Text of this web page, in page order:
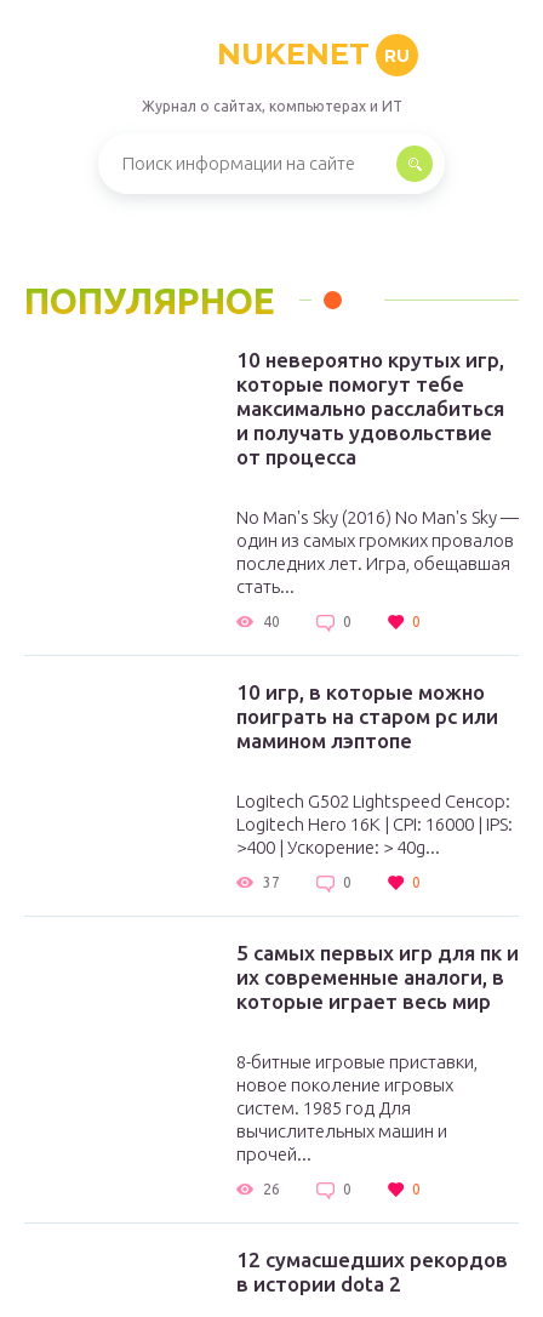
NUKENET RU
Журнал о сайтах, компьютерах и ИТ
ПОПУЛЯРНОЕ
10 невероятно крутых игр,
которые помогут тебе
максимально расслабиться
и получать удовольствие
от процесса
No Man's Sky (2016) No Man's Sky —
один из самых громких провалов
последних лет. Игра, обещавшая
стать...
40 0 0
10 игр, в которые можно
поиграть на старом pc или
мамином лэптопе
Logitech G502 Lightspeed Сенсор:
Logitech Hero 16K | CPI: 16000 | IPS:
>400 | Ускорение: > 40g...
37 0 0
5 самых первых игр для пк и
их современные аналоги, в
которые играет весь мир
8-битные игровые приставки,
новое поколение игровых
систем. 1985 год Для
вычислительных машин и
прочей...
26 0 0
12 сумасшедших рекордов
в истории dota 2